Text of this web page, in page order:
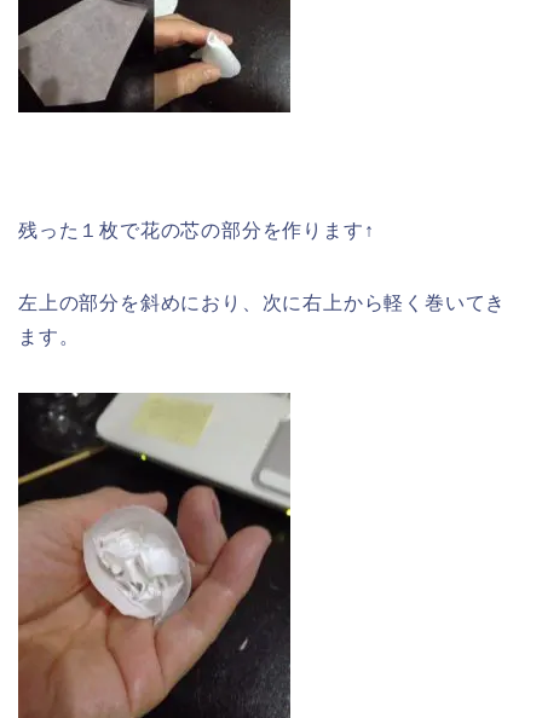
残った１枚で花の芯の部分を作ります↑
左上の部分を斜めにおり、次に右上から軽く巻いてき
ます。